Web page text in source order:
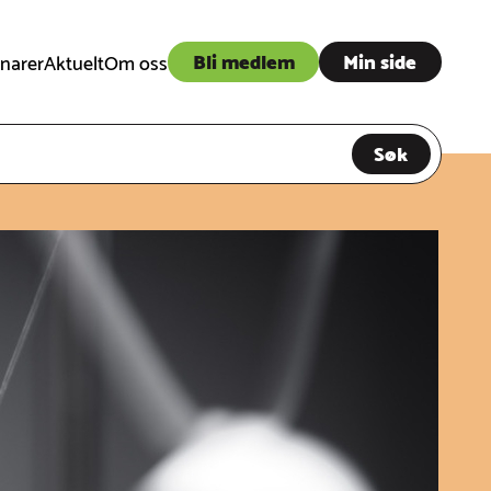
AktueltOm oss Bli medlem Min side
Søk